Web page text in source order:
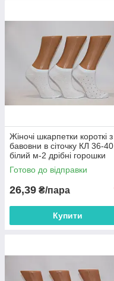
Жіночі шкарпетки короткі з
бавовни в сіточку КЛ 36-40
білий м-2 дрібні горошки
Готово до відправки
26,39 ₴/пара
Купити